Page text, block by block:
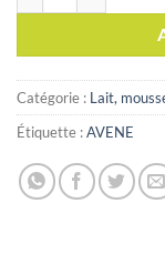
Catégorie : Lait,
Étiquette :AVENE